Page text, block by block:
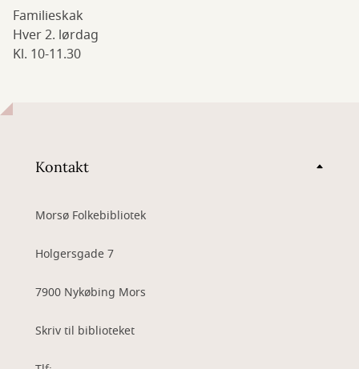
Familieskak
Hver 2. lørdag
Kl. 10-11.30
Kontakt
Morsø Folkebibliotek
Holgersgade 7
7900 Nykøbing Mors
Skriv til biblioteket